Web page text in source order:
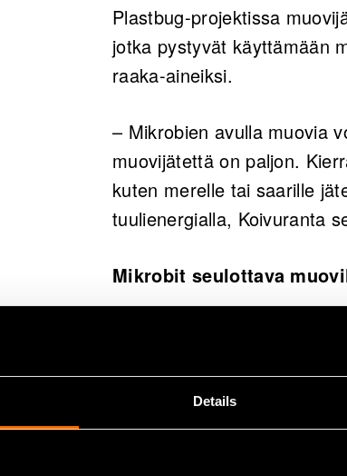
Details
Plastbug-projektissa
jotka pystyvät käyttämään
raaka-aineiksi.
– Mikrobien avulla muovia
muovijätettä on paljon.
kuten merelle tai saarille
tuulienergialla, Koivuranta
Mikrobit seulottava
Plastbug-projektissa
tunnistamisessa. –
muovilaatuja.